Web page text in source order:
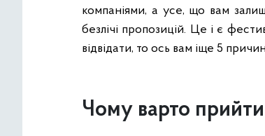
компаніями, а усе, що вам
безлічі пропозицій. Це і є
відвідати, то ось вам іще 5
Чому варто